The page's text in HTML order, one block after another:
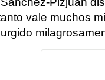
vale muchos